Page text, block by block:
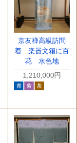
京友禅高級訪問
着 楽器文箱に百
花 水色地
1,210,000円